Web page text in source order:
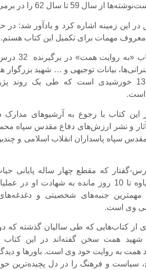
سال 59 تا سال 62 را در برمی‌گیرد.
در این زمینه اشاره کرد و یادآور شد:
معروف مهمات برای تکمیل این کتاب هستم.
اولین چاپ
تا زمستان 1362 خورشیدی است که طی یک
است.
این کتاب با رجوع به آرشیوهای مدارک
و نشر ارزش‌‌های دفاع مقدس سپاه محمد
سپاه پاسداران انقلاب اسلامی و
گفتار که مقطع چهار ساله پایانی
حضور وی در پاوه تا 10 روز مانده به شهادت
مهمترین جنبه‌های شخصیتی و
وی است.
از کتاب‌هایی که طی سالیان گذشته که
شهید همت سخن گفته‌اند در این
همت به روایت خود وی است. باورها و
سیاست و فرهنگ را در دل پچیده‌ترین